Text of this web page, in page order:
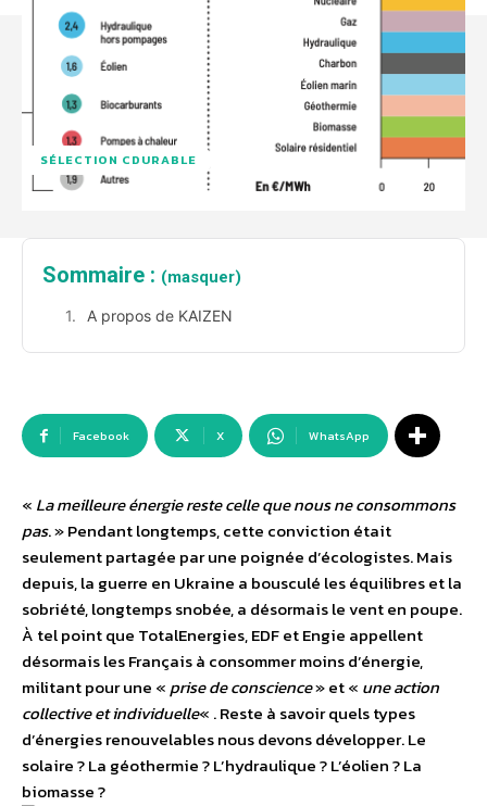
SÉLECTION CDURABLE
Sommaire : (masquer)
A propos de KAIZEN
Facebook X WhatsApp
« La meilleure énergie reste celle que nous ne consommons
pas. » Pendant longtemps, cette conviction était
seulement partagée par une poignée d’écologistes. Mais
depuis, la guerre en Ukraine a bousculé les équilibres et la
sobriété, longtemps snobée, a désormais le vent en poupe.
À tel point que TotalEnergies, EDF et Engie appellent
désormais les Français à consommer moins d’énergie,
militant pour une «prise de conscience» et « une action
collective et individuelle« . Reste à savoir quels types
d’énergies renouvelables nous devons développer. Le
solaire ? La géothermie ? L’hydraulique ? L’éolien ? La
biomasse ?